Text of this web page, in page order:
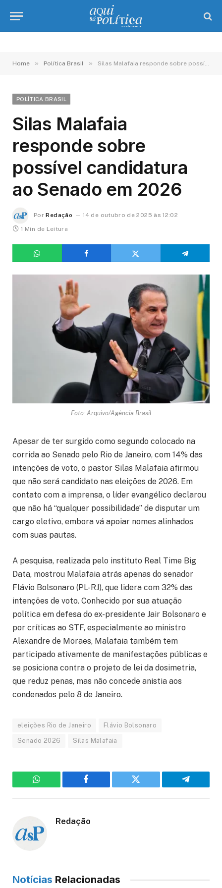
Home » Política Brasil » Silas Malafaia responde sobre possível candidatura ao Senado em 2026
POLÍTICA BRASIL
Silas Malafaia
responde sobre
possível candidatura
ao Senado em 2026
Por Redação
14 de outubro de 2025 às 12:02
1 Min de Leitura
Foto: Arquivo/Agência Brasil
Apesar de ter surgido como segundo colocado na
corrida ao Senado pelo Rio de Janeiro, com 14% das
intenções de voto, o pastor Silas Malafaia afirmou
que não será candidato nas eleições de 2026. Em
contato com a imprensa, o líder evangélico declarou
que não há “qualquer possibilidade” de disputar um
cargo eletivo, embora vá apoiar nomes alinhados
com suas pautas.
A pesquisa, realizada pelo instituto Real Time Big
Data, mostrou Malafaia atrás apenas do senador
Flávio Bolsonaro (PL-RJ), que lidera com 32% das
intenções de voto. Conhecido por sua atuação
política em defesa do ex-presidente Jair Bolsonaro e
por críticas ao STF, especialmente ao ministro
Alexandre de Moraes, Malafaia também tem
participado ativamente de manifestações públicas e
se posiciona contra o projeto de lei da dosimetria,
que reduz penas, mas não concede anistia aos
condenados pelo 8 de Janeiro.
eleições Rio de Janeiro Flávio Bolsonaro
Senado 2026 Silas Malafaia
WhatsApp Facebook Twitter Telegram
Redação
Notícias Relacionadas